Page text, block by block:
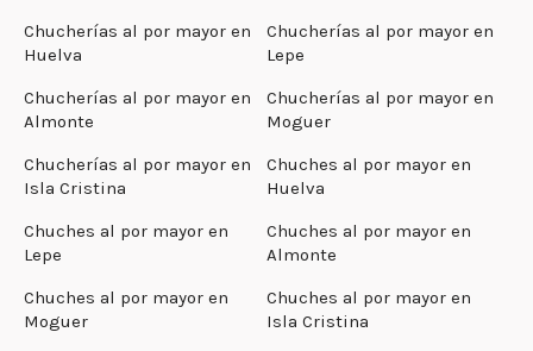
Chucherías al por mayor en
Huelva
Chucherías al por mayor en
Lepe
Chucherías al por mayor en
Almonte
Chucherías al por mayor en
Moguer
Chucherías al por mayor en
Isla Cristina
Chuches al por mayor en
Huelva
Chuches al por mayor en
Lepe
Chuches al por mayor en
Almonte
Chuches al por mayor en
Moguer
Chuches al por mayor en
Isla Cristina